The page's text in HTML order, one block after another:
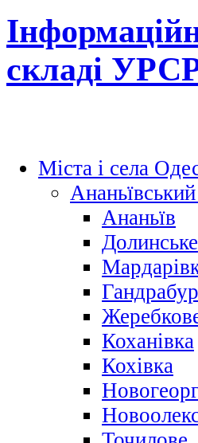
складі
Міста і села
Ананьїв
Долинське
Коханівка
Кохівка